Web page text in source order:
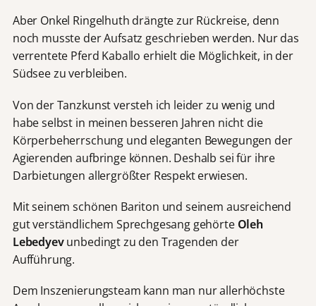
Aber Onkel Ringelhuth drängte zur Rückreise, denn
noch musste der Aufsatz geschrieben werden. Nur das
verrentete Pferd Kaballo erhielt die Möglichkeit, in der
Südsee zu verbleiben.
Von der Tanzkunst versteh ich leider zu wenig und
habe selbst in meinen besseren Jahren nicht die
Körperbeherrschung und eleganten Bewegungen der
Agierenden aufbringe können. Deshalb sei für ihre
Darbietungen allergrößter Respekt erwiesen.
Mit seinem schönen Bariton und seinem ausreichend
gut verständlichem Sprechgesang gehörte Oleh
Lebedyevunbedingt zu den Tragenden der
Aufführung.
Dem Inszenierungsteam kann man nur allerhöchste